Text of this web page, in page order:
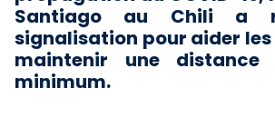
Santiago au Chili a
signalisation pour aider
maintenir une distance
minimum.